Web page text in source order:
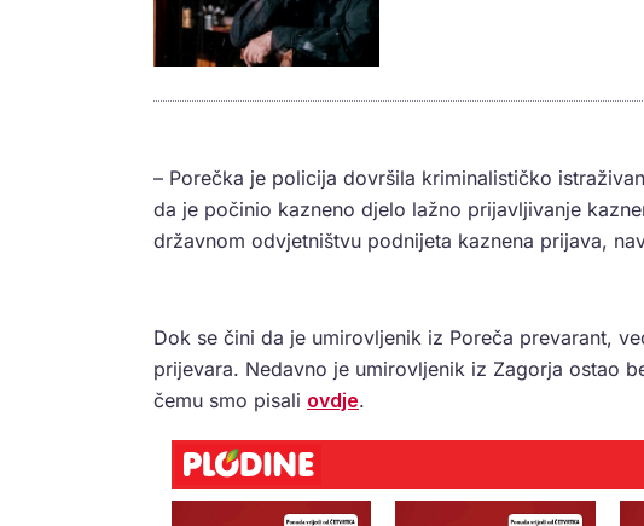
– Porečka je policija dovršila kriminalističko
da je počinio kazneno djelo lažno prijavljivanje
državnom odvjetništvu podnijeta kaznena prijava,
Dok se čini da je umirovljenik iz Poreča prevarant,
prijevara. Nedavno je umirovljenik iz Zagorja ostao
čemu smo pisali ovdje.